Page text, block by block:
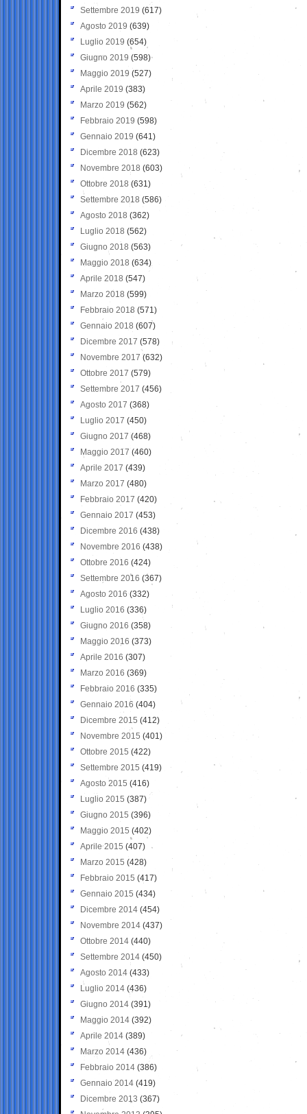
Settembre 2019 (617)
Agosto 2019 (639)
Luglio 2019 (654)
Giugno 2019 (598)
Maggio 2019 (527)
Aprile 2019 (383)
Marzo 2019 (562)
Febbraio 2019 (598)
Gennaio 2019 (641)
Dicembre 2018 (623)
Novembre 2018 (603)
Ottobre 2018 (631)
Settembre 2018 (586)
Agosto 2018 (362)
Luglio 2018 (562)
Giugno 2018 (563)
Maggio 2018 (634)
Aprile 2018 (547)
Marzo 2018 (599)
Febbraio 2018 (571)
Gennaio 2018 (607)
Dicembre 2017 (578)
Novembre 2017 (632)
Ottobre 2017 (579)
Settembre 2017 (456)
Agosto 2017 (368)
Luglio 2017 (450)
Giugno 2017 (468)
Maggio 2017 (460)
Aprile 2017 (439)
Marzo 2017 (480)
Febbraio 2017 (420)
Gennaio 2017 (453)
Dicembre 2016 (438)
Novembre 2016 (438)
Ottobre 2016 (424)
Settembre 2016 (367)
Agosto 2016 (332)
Luglio 2016 (336)
Giugno 2016 (358)
Maggio 2016 (373)
Aprile 2016 (307)
Marzo 2016 (369)
Febbraio 2016 (335)
Gennaio 2016 (404)
Dicembre 2015 (412)
Novembre 2015 (401)
Ottobre 2015 (422)
Settembre 2015 (419)
Agosto 2015 (416)
Luglio 2015 (387)
Giugno 2015 (396)
Maggio 2015 (402)
Aprile 2015 (407)
Marzo 2015 (428)
Febbraio 2015 (417)
Gennaio 2015 (434)
Dicembre 2014 (454)
Novembre 2014 (437)
Ottobre 2014 (440)
Settembre 2014 (450)
Agosto 2014 (433)
Luglio 2014 (436)
Giugno 2014 (391)
Maggio 2014 (392)
Aprile 2014 (389)
Marzo 2014 (436)
Febbraio 2014 (386)
Gennaio 2014 (419)
Dicembre 2013 (367)